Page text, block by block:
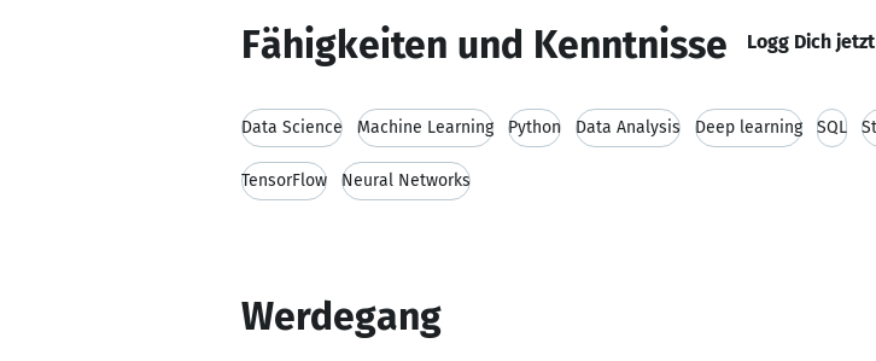
Fähigkeiten und Kenntnisse Logg Dich
Data Science Machine Learning Python Data Analysis Deep learning SQL
TensorFlow Neural Networks
Werdegang